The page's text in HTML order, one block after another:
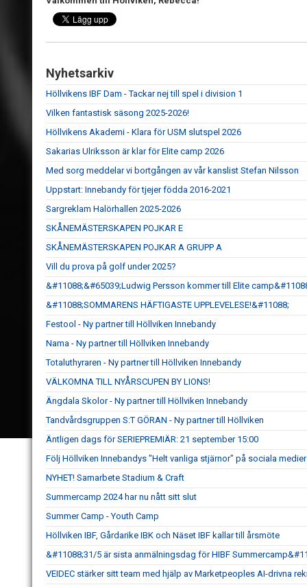
Nyhetsarkiv
Höllvikens IBF Dam - Tackar nej till spel i division 1
Vilken fantastisk säsong 2025-2026!
Höllvikens Akademi - Klara för USM slutspel 2026
Sakarias Ulriksson är klar för Elite camp 2026
Med sorg meddelar vi bortgången av vår kanslist Stefan Nilsson
Uppstart: Innebandy för tjejer födda 2016-2021
Sargreklam Halörhallen 2025-2026
SKÅNEMÄSTERSKAPEN POJKAR E
SKÅNEMÄSTERSKAPEN POJKAR A GRUPP A
Vill du prova på golf under 2025?
&#11088;&#65039;Ludwig Persson kommer till Elite
&#11088;SOMMARENS HÄFTIGASTE UPPLEVELESE!&#11088;
Festool - Ny partner till Höllviken Innebandy
Nama - Ny partner till Höllviken Innebandy
Totaluthyraren - Ny partner till Höllviken Innebandy
VÄLKOMNA TILL NYÅRSCUPEN BY LIONS!
Ängdala Skolor - Ny partner till Höllviken Innebandy
Tandvårdsgruppen S:T GÖRAN - Ny partner till Höllviken
Äntligen dags för SERIEPREMIÄR: 21 september 15:00
Följ Höllviken Innebandys "Helt vanliga stjärnor" på sociala medier
NYHET! Samarbete Stadium & Craft
Summercamp 2024 har nu nått sitt slut
Summer Camp - Youth Camp
Höllviken IBF, Gårdarike IBK och Näset IBF kallar till årsmöte
&#11088;31/5 är sista anmälningsdag för HIBF
VEIDEC stärker sitt team med hjälp av Marketpeoples AI-drivna